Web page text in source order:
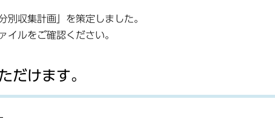
別収集計画」を策定しました。
イルをご確認ください。
だけます。